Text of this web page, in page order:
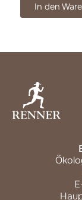
In den